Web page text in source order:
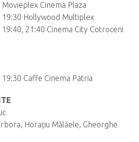
Cinema Plaza
19:30 Hollywood Multiplex
21:40 Cinema City Cotroceni
Caffe Cinema Patria
Horațiu Mălăele, Gheorghe